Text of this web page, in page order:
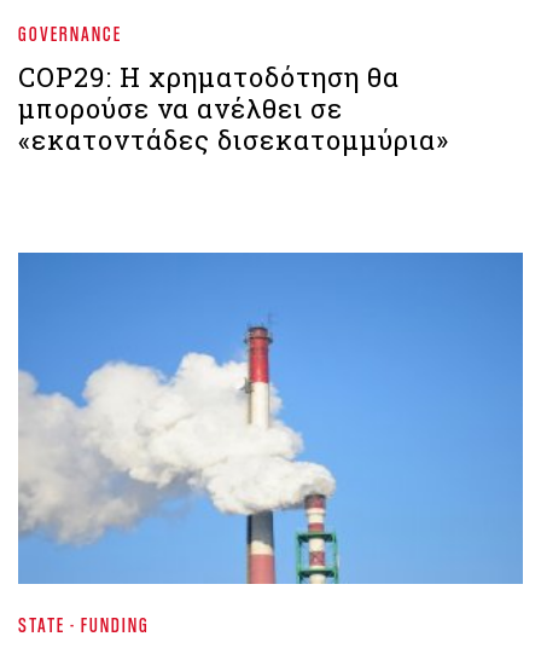
GOVERNANCE
COP29: Η χρηματοδότηση θα
μπορούσε να ανέλθει σε
«εκατοντάδες δισεκατομμύρια»
STATE - FUNDING